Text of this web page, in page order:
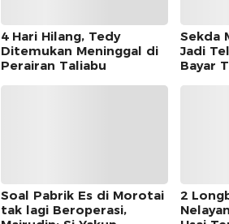
4 Hari Hilang, Tedy
Ditemukan Meninggal di
Perairan Taliabu
Sekda
Jadi
Bayar
Soal Pabrik Es di Morotai
tak lagi Beroperasi,
2